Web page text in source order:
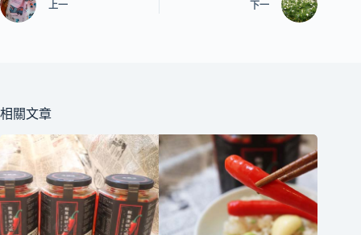
上一 下一
相關文章